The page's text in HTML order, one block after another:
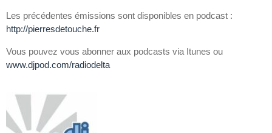
Les précédentes émissions sont disponibles en podcast :
http://pierresdetouche.fr
Vous pouvez vous abonner aux podcasts via Itunes ou
www.djpod.com/radiodelta